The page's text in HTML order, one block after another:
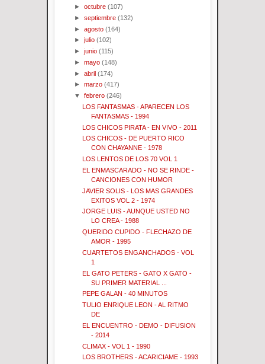
►octubre (107)
►septiembre (132)
►agosto (164)
►julio (102)
►junio (115)
►mayo (148)
►abril (174)
►marzo (417)
▼febrero (246)
LOS FANTASMAS - APARECEN LOS
FANTASMAS - 1994
LOS CHICOS PIRATA - EN VIVO - 2011
LOS CHICOS - DE PUERTO RICO
CON CHAYANNE - 1978
LOS LENTOS DE LOS 70 VOL 1
EL ENMASCARADO - NO SE RINDE -
CANCIONES CON HUMOR
JAVIER SOLIS - LOS MAS GRANDES
EXITOS VOL 2 - 1974
JORGE LUIS - AUNQUE USTED NO
LO CREA - 1988
QUERIDO CUPIDO - FLECHAZO DE
AMOR - 1995
CUARTETOS ENGANCHADOS - VOL
1
EL GATO PETERS - GATO X GATO -
SU PRIMER MATERIAL ...
PEPE GALAN - 40 MINUTOS
TULIO ENRIQUE LEON - AL RITMO
DE
EL ENCUENTRO - DEMO - DIFUSION
- 2014
CLIMAX - VOL 1 - 1990
LOS BROTHERS - ACARICIAME - 1993